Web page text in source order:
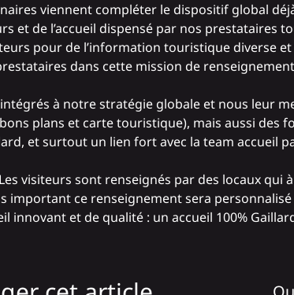
viennent compléter le dispositif global
et de l’accueil dispensé par nos
pour de l’information touristique diverse
dans cette mission de
à notre stratégie globale et nous leur
plans et carte touristique), mais aussi des
et surtout un lien fort avec la team accueil
visiteurs sont renseignés par des locaux
important ce renseignement sera
innovant et de qualité : un accueil 100%